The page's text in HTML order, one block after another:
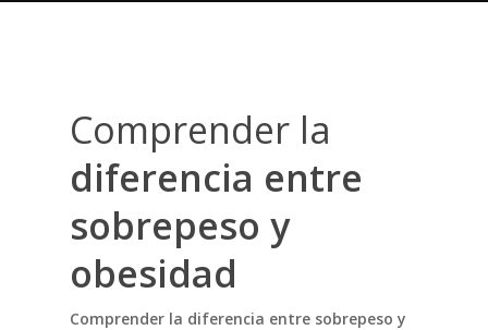
Comprender la
diferencia entre
sobrepeso y
obesidad
Comprender la diferencia entre sobrepeso y